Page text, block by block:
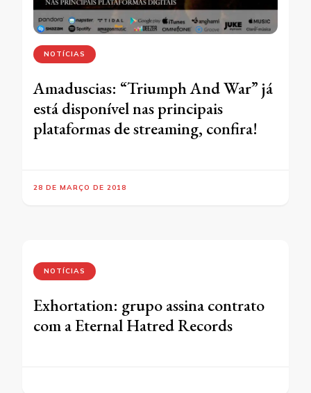
NOTÍCIAS
Amaduscias: “Triumph And War” já
está disponível nas principais
plataformas de streaming, confira!
28 DE MARÇO DE 2018
NOTÍCIAS
Exhortation: grupo assina contrato
com a Eternal Hatred Records